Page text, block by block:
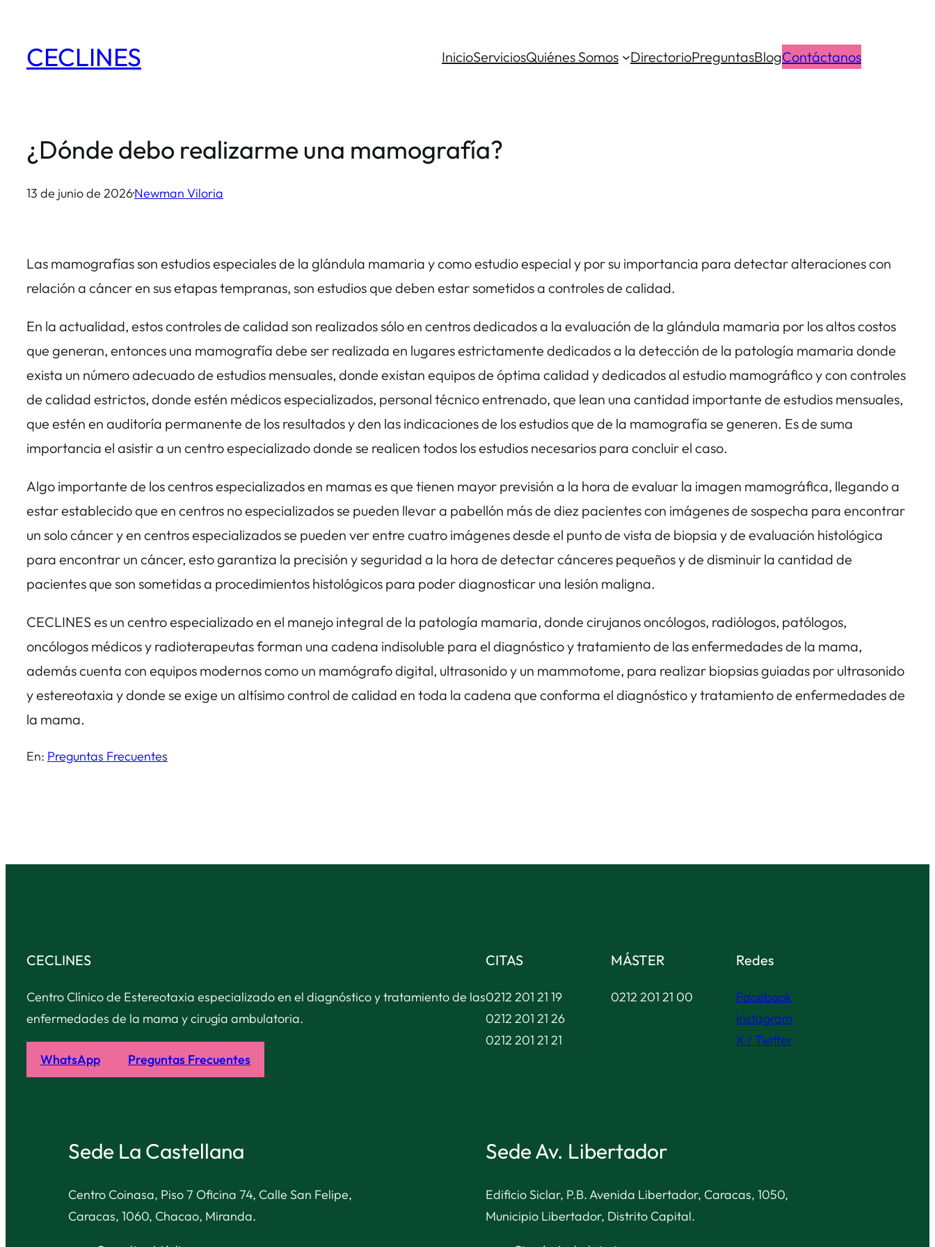
contenido
CECLINES InicioServiciosQuiénes Somos DirectorioPreguntasBlogContáctanos
¿Dónde debo realizarme una mamografía?
13 de junio de 2026·Newman Viloria
Las mamografías son estudios especiales de la glándula mamaria y como estudio especial y por su importancia para detectar alteraciones con
relación a cáncer en sus etapas tempranas, son estudios que deben estar sometidos a controles de calidad.
En la actualidad, estos controles de calidad son realizados sólo en centros dedicados a la evaluación de la glándula mamaria por los altos costos
que generan, entonces una mamografía debe ser realizada en lugares estrictamente dedicados a la detección de la patología mamaria donde
exista un número adecuado de estudios mensuales, donde existan equipos de óptima calidad y dedicados al estudio mamográfico y con controles
de calidad estrictos, donde estén médicos especializados, personal técnico entrenado, que lean una cantidad importante de estudios mensuales,
que estén en auditoría permanente de los resultados y den las indicaciones de los estudios que de la mamografía se generen. Es de suma
importancia el asistir a un centro especializado donde se realicen todos los estudios necesarios para concluir el caso.
Algo importante de los centros especializados en mamas es que tienen mayor previsión a la hora de evaluar la imagen mamográfica, llegando a
estar establecido que en centros no especializados se pueden llevar a pabellón más de diez pacientes con imágenes de sospecha para encontrar
un solo cáncer y en centros especializados se pueden ver entre cuatro imágenes desde el punto de vista de biopsia y de evaluación histológica
para encontrar un cáncer, esto garantiza la precisión y seguridad a la hora de detectar cánceres pequeños y de disminuir la cantidad de
pacientes que son sometidas a procedimientos histológicos para poder diagnosticar una lesión maligna.
CECLINES es un centro especializado en el manejo integral de la patología mamaria, donde cirujanos oncólogos, radiólogos, patólogos,
oncólogos médicos y radioterapeutas forman una cadena indisoluble para el diagnóstico y tratamiento de las enfermedades de la mama,
además cuenta con equipos modernos como un mamógrafo digital, ultrasonido y un mammotome, para realizar biopsias guiadas por ultrasonido
y estereotaxia y donde se exige un altísimo control de calidad en toda la cadena que conforma el diagnóstico y tratamiento de enfermedades de
la mama.
En: Preguntas Frecuentes
CECLINES
Centro Clínico de Estereotaxia especializado en el diagnóstico y tratamiento de las
enfermedades de la mama y cirugía ambulatoria.
WhatsApp Preguntas Frecuentes
CITAS
0212 201 21 19
0212 201 21 26
0212 201 21 21
MÁSTER
0212 201 21 00
Redes
Facebook
Instagram
X / Twitter
Sede La Castellana
Centro Coinasa, Piso 7 Oficina 74, Calle San Felipe,
Caracas, 1060, Chacao, Miranda.
Sede Av. Libertador
Edificio Siclar, P.B. Avenida Libertador, Caracas, 1050,
Municipio Libertador, Distrito Capital.